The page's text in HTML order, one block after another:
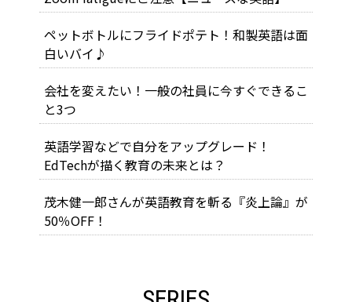
ペットボトルにフライドポテト！和製英語は面
白いバイ♪
会社を変えたい！一般の社員に今すぐできるこ
と3つ
英語学習などで自分をアップグレード！
EdTechが描く教育の未来とは？
茂木健一郎さんが英語教育を斬る『炎上論』が
50％OFF！